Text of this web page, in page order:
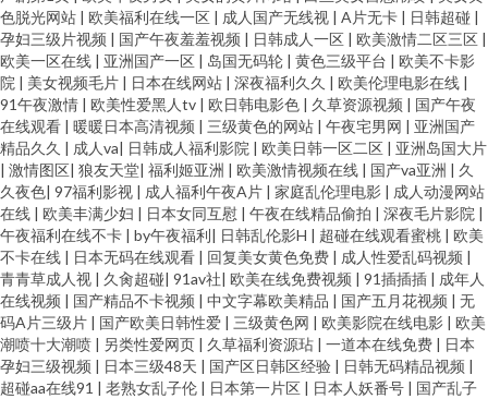
色脱光网站 | 欧美福利在线一区 | 成人国产无线视 | A片无卡 | 日韩超碰 |
孕妇三级片视频 | 国产午夜羞羞视频 | 日韩成人一区 | 欧美激情二区三区 |
欧美一区在线 | 亚洲国产一区 | 岛国无码轮 | 黄色三级平台 | 欧美不卡影
院 | 美女视频毛片 | 日本在线网站 | 深夜福利久久 | 欧美伦理电影在线 |
91午夜激情 | 欧美性爱黑人tv | 欧日韩电影色 | 久草资源视频 | 国产午夜
在线观看 | 暖暖日本高清视频 | 三级黄色的网站 | 午夜宅男网 | 亚洲国产
精品久久 | 成人va| 日韩成人福利影院 | 欧美日韩一区二区 | 亚洲岛国大片
| 激情图区| 狼友天堂| 福利姬亚洲 | 欧美激情视频在线 | 国产va亚洲 | 久
久夜色| 97福利影视 | 成人福利午夜A片 | 家庭乱伦理电影 | 成人动漫网站
在线 | 欧美丰满少妇 | 日本女同互慰 | 午夜在线精品偷拍 | 深夜毛片影院 |
午夜福利在线不卡 | by午夜福利| 日韩乱伦影H | 超碰在线观看蜜桃 | 欧美
不卡在线 | 日本无码在线观看 | 回复美女黄色免费 | 成人性爱乱码视频 |
青青草成人视 | 久肏超碰| 91av社| 欧美在线免费视频 | 91插插插 | 成年人
在线视频 | 国产精品不卡视频 | 中文字幕欧美精品 | 国产五月花视频 | 无
码A片三级片 | 国产欧美日韩性爱 | 三级黄色网 | 欧美影院在线电影 | 欧美
潮喷十大潮喷 | 另类性爱网页 | 久草福利资源玷 | 一道本在线免费 | 日本
孕妇三级视频 | 日本三级48天 | 国产区日韩区经验 | 日韩无码精品视频 |
超碰aa在线91 | 老熟女乱子伦 | 日本第一片区 | 日本人妖番号 | 国产乱子